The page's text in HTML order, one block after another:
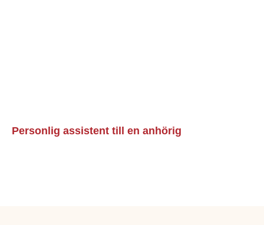
Personlig assistent till en anhörig